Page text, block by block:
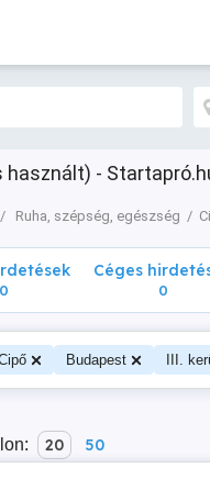
használt) -
Ruha, szépség, egészség
Céges
0
Budapest III.
20 50